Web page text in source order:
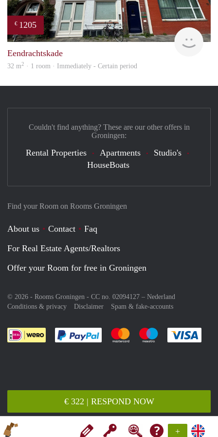
+
€ 322 | RESPOND NOW
€ 1205
Eendrachtskade
32 m2 · 1 room · Immediately - Certain period
Find your Room on Rooms Groningen
About us Contact
Faq
For Real Estate Agents/Realtors
Offer your Room for free in Groningen
© 2026 - Rooms Groningen - CC no. 02094127 – Nederland
Conditions & privacy
Disclaimer Spam & fake-accounts
Pay easily with :payment method
Pay easily with :payment
Pay easily with
Couldn't find anything? These are our other offers in
Groningen:
Rental Properties Apartments
Studio's
HouseBoats